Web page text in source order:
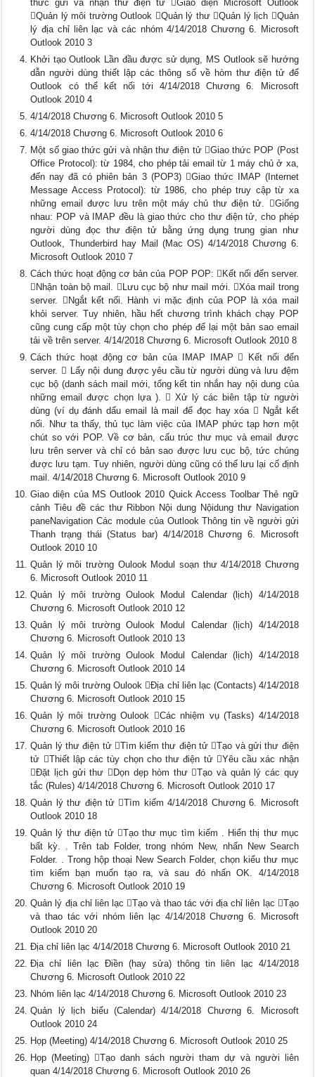
thức gửi và nhận thư điện tử Giao diện Microsoft Outlook
Quản lý môi trường Outlook Quản lý thư Quản lý lịch Quản
lý địa chỉ liên lạc và các nhóm 4/14/2018 Chương 6. Microsoft
Outlook 2010 3
Khởi tạo Outlook Lần đầu được sử dụng, MS Outlook sẽ hướng
dẫn người dùng thiết lập các thông số về hòm thư điện tử để
Outlook có thể kết nối tới 4/14/2018 Chương 6. Microsoft
Outlook 2010 4
4/14/2018 Chương 6. Microsoft Outlook 2010 5
4/14/2018 Chương 6. Microsoft Outlook 2010 6
Một số giao thức gửi và nhận thư điện tử Giao thức POP (Post
Office Protocol): từ 1984, cho phép tải email từ 1 máy chủ ở xa,
đến nay đã có phiên bản 3 (POP3) Giao thức IMAP (Internet
Message Access Protocol): từ 1986, cho phép truy cập từ xa
những email được lưu trên một máy chủ thư điện tử. Giống
nhau: POP và IMAP đều là giao thức cho thư điện tử, cho phép
người dùng đọc thư điện tử bằng ứng dụng trung gian như
Outlook, Thunderbird hay Mail (Mac OS) 4/14/2018 Chương 6.
Microsoft Outlook 2010 7
Cách thức hoạt động cơ bản của POP POP: Kết nối đến server.
Nhận toàn bộ mail. Lưu cục bộ như mail mới. Xóa mail trong
server. Ngắt kết nối. Hành vi mặc định của POP là xóa mail
khỏi server. Tuy nhiên, hầu hết chương trình khách chạy POP
cũng cung cấp một tùy chọn cho phép để lại một bản sao email
tải về trên server. 4/14/2018 Chương 6. Microsoft Outlook 2010 8
Cách thức hoạt động cơ bản của IMAP IMAP  Kết nối đến
server.  Lấy nội dung được yêu cầu từ người dùng và lưu đệm
cục bộ (danh sách mail mới, tổng kết tin nhắn hay nội dung của
những email được chọn lựa ).  Xử lý các biên tập từ người
dùng (ví dụ đánh dấu email là mail để đọc hay xóa  Ngắt kết
nối. Như ta thấy, thủ tục làm việc của IMAP phức tạp hơn một
chút so với POP. Về cơ bản, cấu trúc thư mục và email được
lưu trên server và chỉ có bản sao được lưu cục bộ, tức chúng
được lưu tạm. Tuy nhiên, người dùng cũng có thể lưu lại cố định
mail. 4/14/2018 Chương 6. Microsoft Outlook 2010 9
Giao diện của MS Outlook 2010 Quick Access Toolbar Thẻ ngữ
cảnh Tiêu đề các thư Ribbon Nội dung Nộidung thư Navigation
paneNavigation Các module của Outlook Thông tin về người gửi
Thanh trạng thái (Status bar) 4/14/2018 Chương 6. Microsoft
Outlook 2010 10
Quản lý môi trường Oulook Modul soạn thư 4/14/2018 Chương
6. Microsoft Outlook 2010 11
Quản lý môi trường Oulook Modul Calendar (lịch) 4/14/2018
Chương 6. Microsoft Outlook 2010 12
Quản lý môi trường Oulook Modul Calendar (lịch) 4/14/2018
Chương 6. Microsoft Outlook 2010 13
Quản lý môi trường Oulook Modul Calendar (lịch) 4/14/2018
Chương 6. Microsoft Outlook 2010 14
Quản lý môi trường Oulook Địa chỉ liên lạc (Contacts) 4/14/2018
Chương 6. Microsoft Outlook 2010 15
Quản lý môi trường Oulook Các nhiệm vụ (Tasks) 4/14/2018
Chương 6. Microsoft Outlook 2010 16
Quản lý thư điện tử Tìm kiếm thư điện tử Tạo và gửi thư điện
tử Thiết lập các tùy chọn cho thư điện tử Yêu cầu xác nhận
Đặt lịch gửi thư Dọn dẹp hòm thư Tạo và quản lý các quy
tắc (Rules) 4/14/2018 Chương 6. Microsoft Outlook 2010 17
Quản lý thư điện tử Tìm kiếm 4/14/2018 Chương 6. Microsoft
Outlook 2010 18
Quản lý thư điện tử Tạo thư mục tìm kiếm . Hiển thị thư mục
bất kỳ. . Trên tab Folder, trong nhóm New, nhấn New Search
Folder. . Trong hộp thoại New Search Folder, chọn kiểu thư mục
tìm kiếm bạn muốn tạo ra, và sau đó nhấn OK. 4/14/2018
Chương 6. Microsoft Outlook 2010 19
Quản lý địa chỉ liên lạc Tạo và thao tác với địa chỉ liên lạc Tạo
và thao tác với nhóm liên lạc 4/14/2018 Chương 6. Microsoft
Outlook 2010 20
Địa chỉ liên lạc 4/14/2018 Chương 6. Microsoft Outlook 2010 21
Địa chỉ liên lạc Điền (hay sửa) thông tin liên lạc 4/14/2018
Chương 6. Microsoft Outlook 2010 22
Nhóm liên lạc 4/14/2018 Chương 6. Microsoft Outlook 2010 23
Quản lý lịch biểu (Calendar) 4/14/2018 Chương 6. Microsoft
Outlook 2010 24
Họp (Meeting) 4/14/2018 Chương 6. Microsoft Outlook 2010 25
Họp (Meeting) Tạo danh sách người tham dự và người liên
quan 4/14/2018 Chương 6. Microsoft Outlook 2010 26